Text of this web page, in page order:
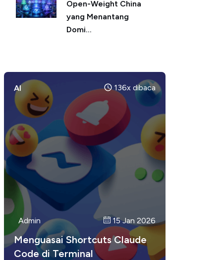
Open-Weight China
yang Menantang
Domi...
Admin 17 Jan 2026
CI/CD: Continuous Integration
dan Continuous Deployment
AI 136x dibaca
Admin 15 Jan 2026
Menguasai Shortcuts Claude
Code di Terminal
Admin 14 Jan 2026
Tips dan Trik Menggunakan
Claude Code untuk